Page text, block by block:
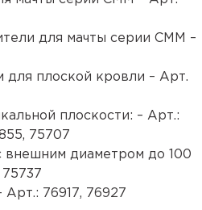
для мачты серии СММ –
плоской кровли – Арт.
плоскости: – Арт.:
, 75707
внешним диаметром до 100
75737
Арт.: 76917, 76927